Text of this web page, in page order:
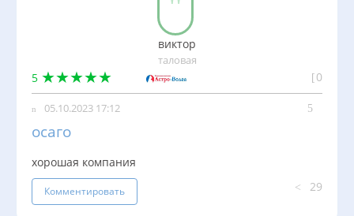
виктор
таловая
5 0
05.10.2023 17:12
осаго
хорошая компания
Комментировать 29